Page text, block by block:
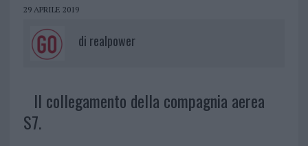
29 APRILE 2019
di realpower
Il collegamento della compagnia aerea
S7.